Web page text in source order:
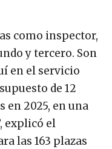
como inspector,
y tercero. Son
en el servicio
de 12
en 2025, en una
explicó el
las 163 plazas